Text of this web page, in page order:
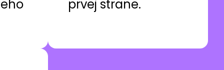
prvej strane.